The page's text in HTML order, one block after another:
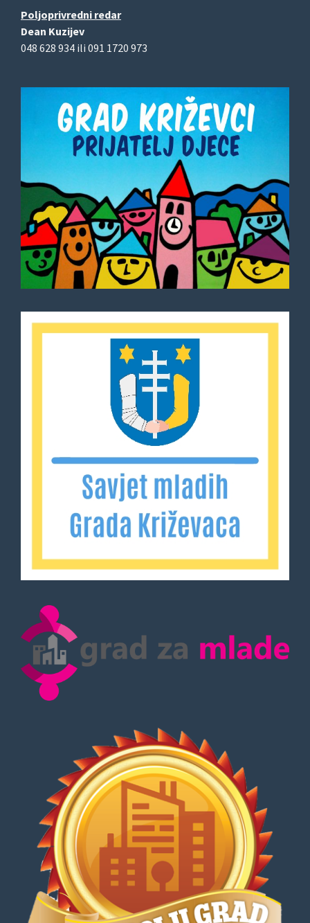
Poljoprivredni redar
Dean Kuzijev
048 628 934 ili 091 1720 973